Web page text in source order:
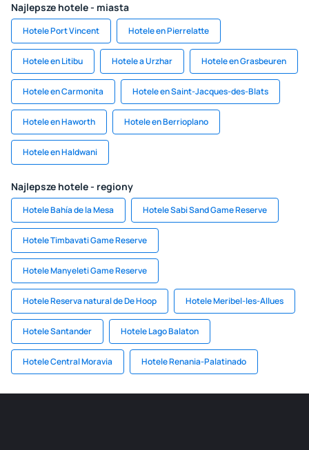
Najlepsze hotele - miasta
Hotele Port Vincent Hotele en Pierrelatte
Hotele en Litibu Hotele a Urzhar Hotele en Grasbeuren
Hotele en Carmonita Hotele en Saint-Jacques-des-Blats
Hotele en Haworth Hotele en Berrioplano
Hotele en Haldwani
Najlepsze hotele - regiony
Hotele Bahía de la Mesa Hotele Sabi Sand Game Reserve
Hotele Timbavati Game Reserve
Hotele Manyeleti Game Reserve
Hotele Reserva natural de De Hoop Hotele Meribel-les-Allues
Hotele Santander Hotele Lago Balaton
Hotele Central Moravia Hotele Renania-Palatinado